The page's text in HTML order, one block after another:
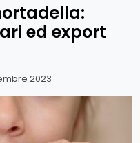
ed export
2023